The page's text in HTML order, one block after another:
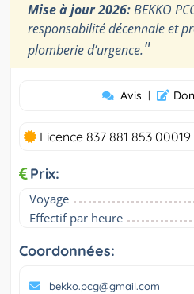
Mise à jour 2026:BEKKO
responsabilité décennale et
plomberie d’urgence."
Avis |
Licence 837 881 853 00019
Prix:
Voyage
Effectif par heure
Coordonnées:
bekko.pcg@gmail.com